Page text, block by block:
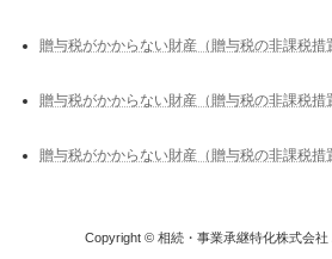
贈与税がかからない財産（贈与税の非課税
贈与税がかからない財産（贈与税の非課税
贈与税がかからない財産（贈与税の非課税
Copyright © 相続・事業承継特化株式会社